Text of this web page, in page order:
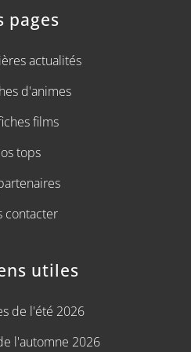
pages
actualités
d'animes
films
tops
contacter
utiles
de l'été 2026
l'automne 2026